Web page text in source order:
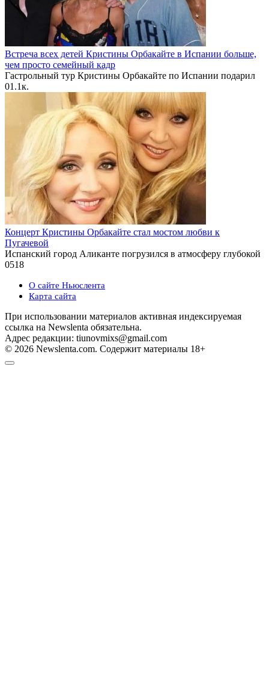
Встреча всех детей Кристины Орбакайте в Испании больше,
чем просто семейный кадр
Гастрольный тур Кристины Орбакайте по Испании подарил
01.1к.
Концерт Кристины Орбакайте стал мостом любви к
Пугачевой
Испанский город Аликанте погрузился в атмосферу глубокой
0518
О сайте Ньюслента
Карта сайта
При использовании материалов активная индексируемая
ссылка на Newslenta обязательна.
Адрес редакции: tiunovmixs@gmail.com
© 2026 Newslenta.com. Содержит материалы 18+